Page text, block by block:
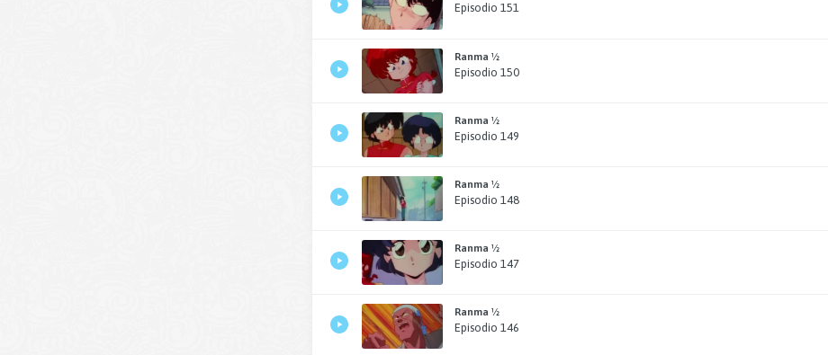
Episodio 151
Ranma ½
Episodio 150
Ranma ½
Episodio 149
Ranma ½
Episodio 148
Ranma ½
Episodio 147
Ranma ½
Episodio 146